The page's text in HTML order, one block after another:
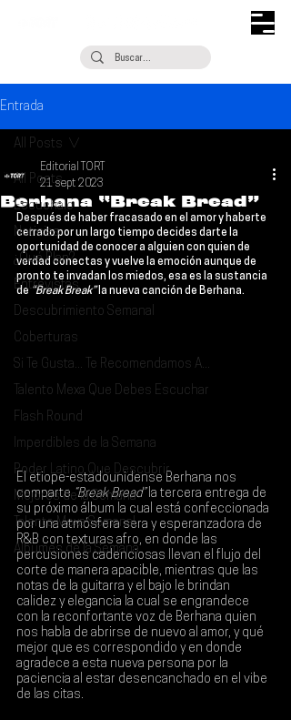
Entrada
All Posts
Escúchalo
Noticias
¿Qué Plan?
Entrevistas
Descubrimiento Semanal
Coberturas
Si Te Gusta... Te Recomendamos A...
Talento Mexa Que Debes Escuchar
Flash Round
Imperdibles de la Semana
Poder Latino Que Descubrir
Mejores de la Semana
Talento Mexa Semanal
Álbumes de la Semana
All Posts
Berhana “Break Bread”
Editorial TORT
21 sept 2023
Después de haber fracasado en el amor y haberte
cerrado por un largo tiempo decides darte la
oportunidad de conocer a alguien con quien de
verdad conectas y vuelve la emoción aunque de
pronto te invadan los miedos, esa es la sustancia
de “Break Break” la nueva canción de Berhana.
El etiope-estadounidense Berhana nos
comparte “Break Bread” la tercera entrega de
su próximo álbum la cual está confeccionada
por una atmósfera sera y esperanzadora de
R&B con texturas afro, en donde las
percusiones cadenciosas llevan el flujo del
corte de manera apacible, mientras que las
notas de la guitarra y el bajo le brindan
calidez y elegancia la cual se engrandece
con la reconfortante voz de Berhana quien
nos habla de abrirse de nuevo al amor, y qué
mejor que es correspondido y en donde
agradece a esta nueva persona por la
paciencia al estar desencanchado en el vibe
de las citas.